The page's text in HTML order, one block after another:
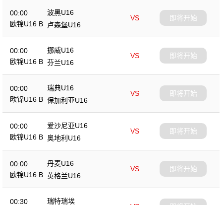
00:00
欧锦U16 B
波黑U16
VS
卢森堡U16
即将开始
00:00
欧锦U16 B
挪威U16
VS
芬兰U16
即将开始
00:00
欧锦U16 B
瑞典U16
VS
保加利亚U16
即将开始
00:00
欧锦U16 B
爱沙尼亚U16
VS
奥地利U16
即将开始
00:00
欧锦U16 B
丹麦U16
VS
英格兰U16
即将开始
00:30 瑞特瑞埃